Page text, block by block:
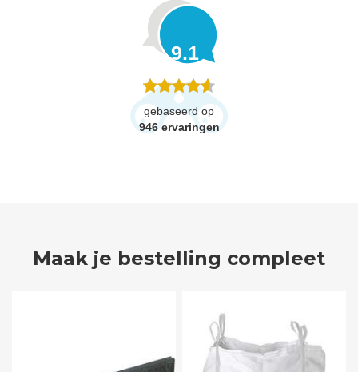
9.1
gebaseerd op
946 ervaringen
Maak je bestelling compleet